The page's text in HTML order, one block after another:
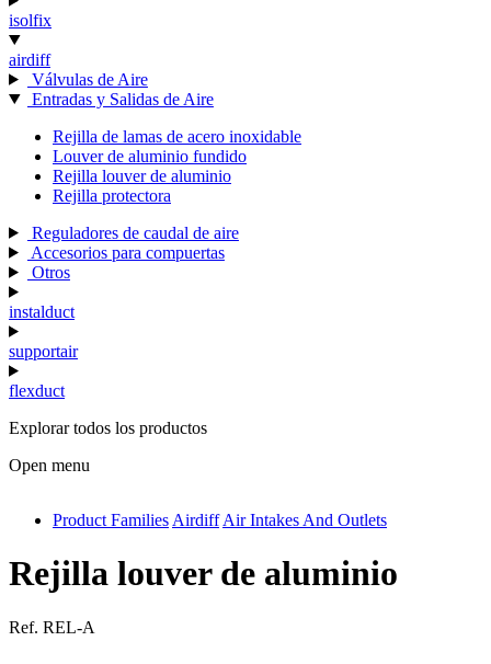
isolfix
airdiff
Válvulas de Aire
Entradas y Salidas de Aire
Rejilla de lamas de acero inoxidable
Louver de aluminio fundido
Rejilla louver de aluminio
Rejilla protectora
Reguladores de caudal de aire
Accesorios para compuertas
Otros
instalduct
supportair
flexduct
Explorar todos los productos
Open menu
antivib
isolfix
Product Families Airdiff Air Intakes And Outlets
Rejilla louver de aluminio
Ref. REL-A